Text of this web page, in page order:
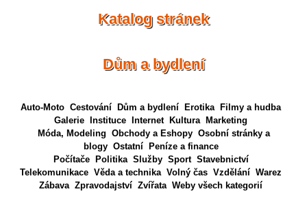
Katalog stránek
Dům a bydlení
Auto-Moto Cestování Dům a bydlení Erotika
Filmy a hudba
Galerie
Instituce Internet Kultura
Marketing
Móda, Modeling Obchody a Eshopy Osobní stránky a
blogy Ostatní
Peníze a finance
Počítače
Politika Služby Sport Stavebnictví
Telekomunikace Věda a technika Volný čas Vzdělání Warez
Zábava Zpravodajství Zvířata Weby všech kategorií